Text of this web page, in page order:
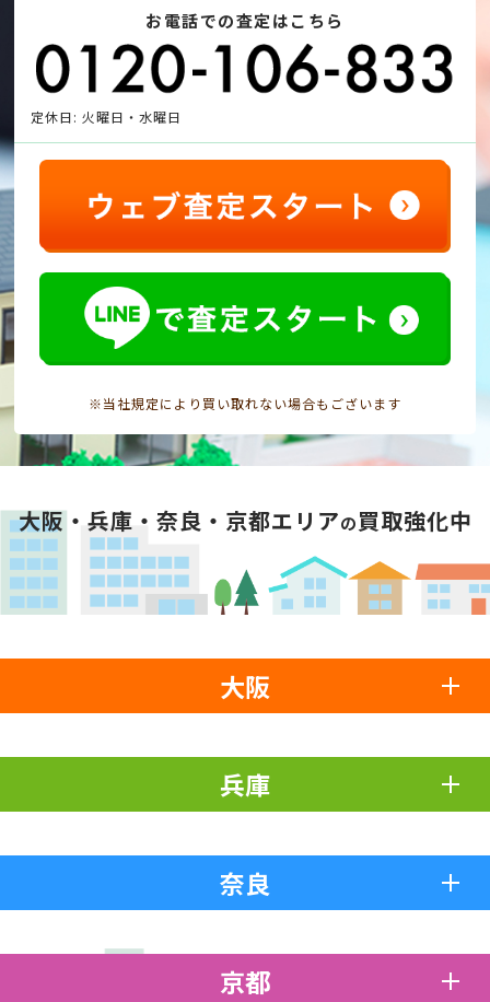
お電話での査定はこちら
定休日: 火曜日・水曜日
※当社規定により買い取れない場合もございます
大阪・兵庫・奈良・京都エリアの買取強化中
大阪
兵庫
奈良
京都